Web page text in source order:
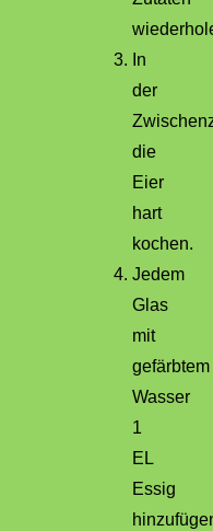
In
der
die
Eier
hart
kochen.
Jedem
Glas
mit
gefärbtem
Wasser
1
EL
Essig